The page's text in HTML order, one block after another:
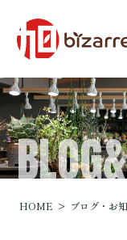
bizarre旭
ギャラリ
HOME ブログ・お